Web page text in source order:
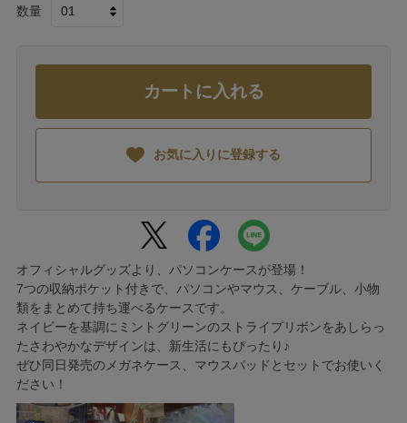
数量
カートに入れる
お気に入りに登録する
オフィシャルグッズより、パソコンケースが登場！
7つの収納ポケット付きで、パソコンやマウス、ケーブル、小物
類をまとめて持ち運べるケースです。
ネイビーを基調にミントグリーンのストライプリボンをあしらっ
たさわやかなデザインは、新生活にもぴったり♪
ぜひ同日発売のメガネケース、マウスパッドとセットでお使いく
ださい！